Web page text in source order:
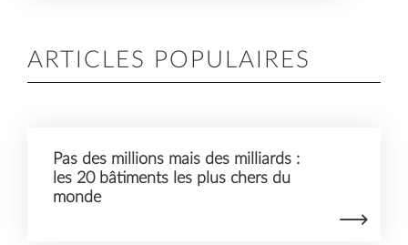
ARTICLES POPULAIRES
Pas des millions mais des milliards :
les 20 bâtiments les plus chers du
monde